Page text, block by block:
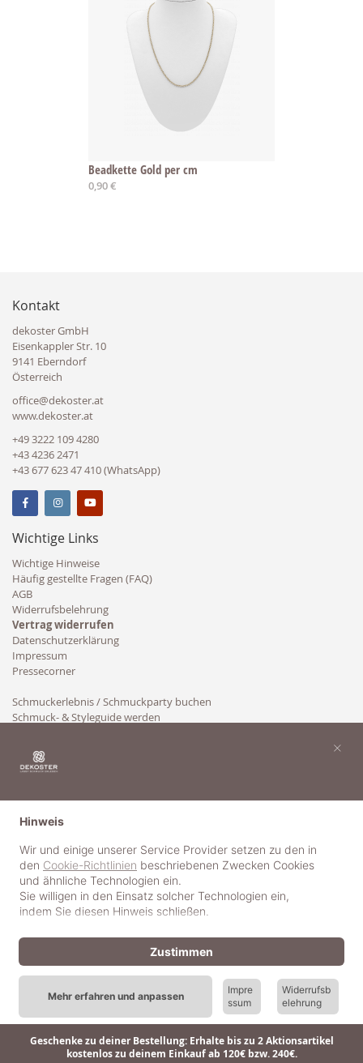
Geschenke zu deiner Bestellung: Erhalte bis zu 2 Aktionsartikel
kostenlos zu deinem Einkauf ab 120€ bzw. 240€.
Beadkette Gold per cm
0,90 €
Kontakt
dekoster GmbH
Eisenkappler Str. 10
9141 Eberndorf
Österreich
office@dekoster.at
www.dekoster.at
+49 3222 109 4280
+43 4236 2471
+43 677 623 47 410 (WhatsApp)
Wichtige Links
Wichtige Hinweise
Häufig gestellte Fragen (FAQ)
AGB
Widerrufsbelehrung
Vertrag widerrufen
Datenschutzerklärung
Impressum
Pressecorner
Schmuckerlebnis / Schmuckparty buchen
Schmuck- & Styleguide werden
© 2018-2025 dekoster GmbH
Hinweis
Wir und einige unserer Service Provider setzen zu den in
den Cookie-Richtlinien beschriebenen Zwecken Cookies
und ähnliche Technologien ein.
Sie willigen in den Einsatz solcher Technologien ein,
indem Sie diesen Hinweis schließen.
Mehr erfahren und anpassen
Impre
ssum
Widerrufsb
elehrung
Zustimmen
×